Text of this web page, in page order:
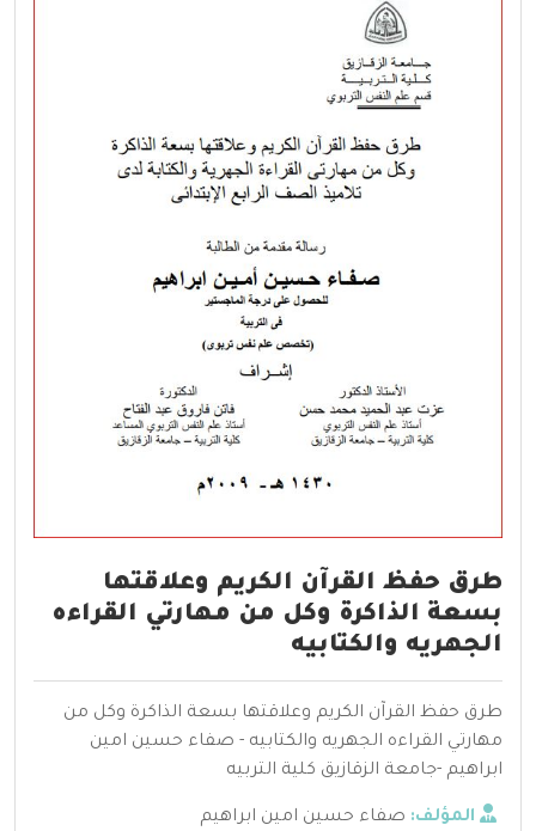
طرق حفظ القرآن الكريم وعلاقتها
بسعة الذاكرة وكل من مهارتي القراءه
الجهريه والكتابيه
طرق حفظ القرآن الكريم وعلاقتها بسعة الذاكرة وكل من
مهارتي القراءه الجهريه والكتابيه - صفاء حسين امين
ابراهيم -جامعة الزقازيق كلية التربيه
المؤلف: صفاء حسين امين ابراهيم